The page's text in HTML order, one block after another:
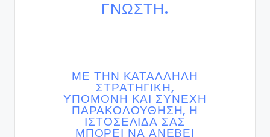
ΓΝΩΣΤΉ.
ΜΕ ΤΗΝ ΚΑΤΆΛΛΗΛΗ
ΣΤΡΑΤΗΓΙΚΉ,
ΥΠΟΜΟΝΉ ΚΑΙ ΣΥΝΕΧΉ
ΠΑΡΑΚΟΛΟΎΘΗΣΗ, Η
ΙΣΤΟΣΕΛΊΔΑ ΣΑΣ
ΜΠΟΡΕΊ ΝΑ ΑΝΕΒΕΊ